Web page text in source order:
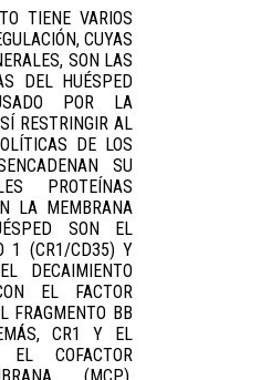
TIENE VARIOS
CUYAS
SON LAS
DEL HUÉSPED
POR LA
RESTRINGIR AL
DE LOS
SU
PROTEÍNAS
LA MEMBRANA
SON EL
1 (CR1/CD35) Y
DECAIMIENTO
EL FACTOR
FRAGMENTO BB
CR1 Y EL
COFACTOR